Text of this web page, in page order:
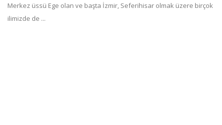
Merkez üssü Ege olan ve başta İzmir, Seferihisar olmak üzere birçok
ilimizde de ...